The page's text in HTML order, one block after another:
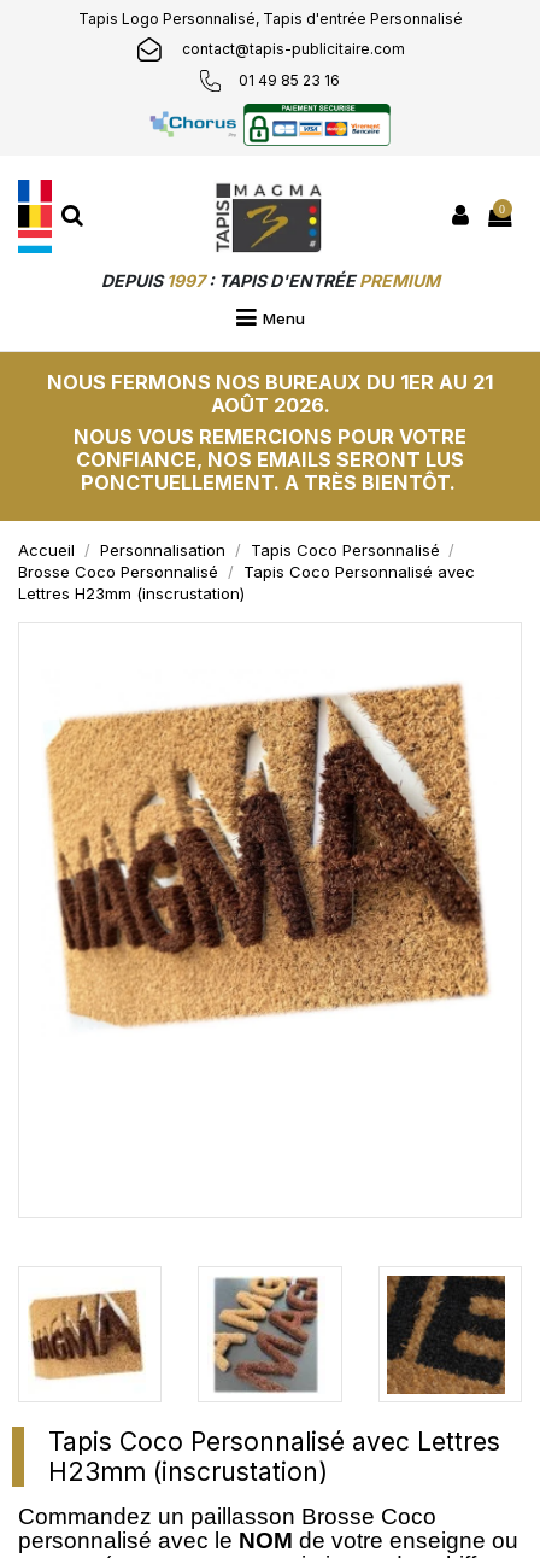
Tapis Logo Personnalisé, Tapis d'entrée Personnalisé
contact@tapis-publicitaire.com
01 49 85 23 16
0
DEPUIS1997: TAPIS D'ENTRÉEPREMIUM
Menu
NOUS FERMONS NOS BUREAUX DU 1ER AU 21
AOÛT 2026.
NOUS VOUS REMERCIONS POUR VOTRE
CONFIANCE, NOS EMAILS SERONT LUS
PONCTUELLEMENT. A TRÈS BIENTÔT.
Accueil Personnalisation
Tapis Coco Personnalisé
Brosse Coco Personnalisé
Tapis Coco Personnalisé avec
Lettres H23mm (inscrustation)
Tapis Coco Personnalisé avec Lettres
H23mm (inscrustation)
Commandez un paillasson Brosse Coco
personnalisé avec le NOM de votre enseigne ou